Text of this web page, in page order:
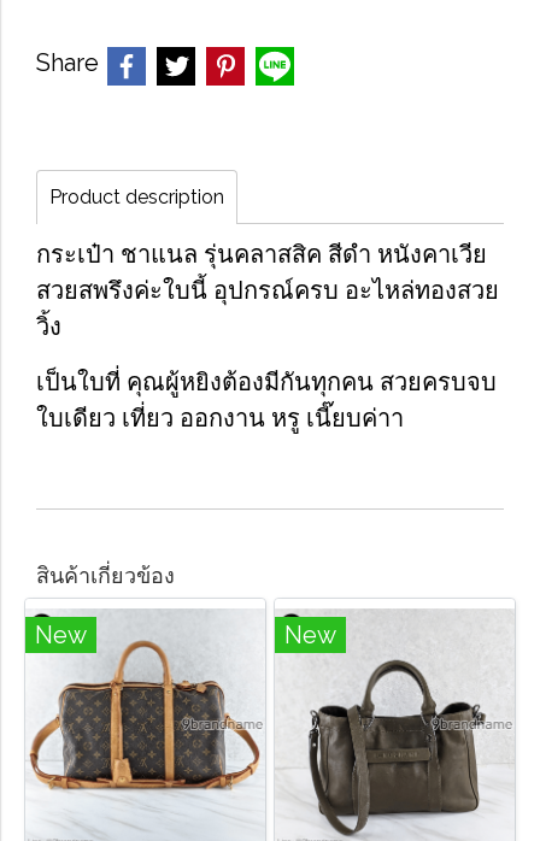
Share
Product description
กระเป๋า ชาแนล รุ่นคลาสสิค สีดำ หนังคาเวีย
สวยสพรึงค่ะใบนี้ อุปกรณ์ครบ อะไหล่ทองสวย
วิ้ง
เป็นใบที่ คุณผู้หยิงต้องมีกันทุกคน สวยครบจบ
ใบเดียว เที่ยว ออกงาน หรู เนี๊ยบค่าา
สินค้าเกี่ยวข้อง
New New